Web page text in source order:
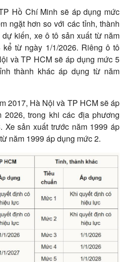
Hồ Chí Minh sẽ áp dụng mức
ngặt hơn so với các tỉnh, thành
kiến, xe ô tô sản xuất từ năm
từ ngày 1/1/2026. Riêng ô tô
và TP HCM sẽ áp dụng mức 5
thành khác áp dụng từ năm
2017, Hà Nội và TP HCM sẽ áp
trong khi các địa phương
Xe sản xuất trước năm 1999 áp
năm 1999 áp dụng mức 2.